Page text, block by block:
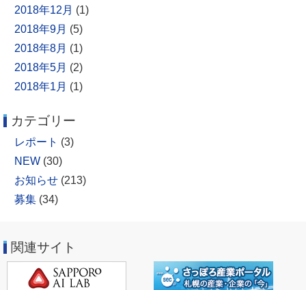
2018年12月 (1)
2018年9月 (5)
2018年8月 (1)
2018年5月 (2)
2018年1月 (1)
カテゴリー
レポート (3)
NEW (30)
お知らせ (213)
募集 (34)
関連サイト